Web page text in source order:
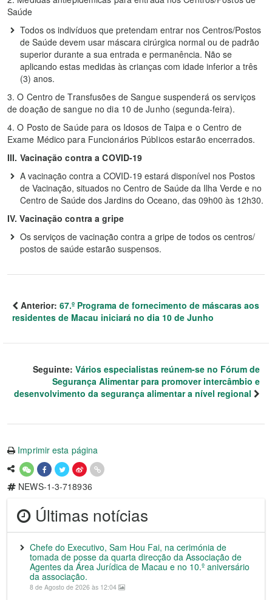
Saúde
Todos os indivíduos que pretendam entrar nos Centros/Postos
de Saúde devem usar máscara cirúrgica normal ou de padrão
superior durante a sua entrada e permanência. Não se
aplicando estas medidas às crianças com idade inferior a três
(3) anos.
3. O Centro de Transfusões de Sangue suspenderá os serviços
de doação de sangue no dia 10 de Junho (segunda-feira).
4. O Posto de Saúde para os Idosos de Taipa e o Centro de
Exame Médico para Funcionários Públicos estarão encerrados.
III. Vacinação contra a COVID-19
A vacinação contra a COVID-19 estará disponível nos Postos
de Vacinação, situados no Centro de Saúde da Ilha Verde e no
Centro de Saúde dos Jardins do Oceano, das 09h00 às 12h30.
IV. Vacinação contra a gripe
Os serviços de vacinação contra a gripe de todos os centros/
postos de saúde estarão suspensos.
Anterior: 67.º Programa de fornecimento de máscaras aos
residentes de Macau iniciará no dia 10 de Junho
Seguinte: Vários especialistas reúnem-se no Fórum de
Segurança Alimentar para promover intercâmbio e
desenvolvimento da segurança alimentar a nível regional
Imprimir esta página
NEWS-1-3-718936
Últimas notícias
Chefe do Executivo, Sam Hou Fai, na cerimónia de
tomada de posse da quarta direcção da Associação de
Agentes da Área Jurídica de Macau e no 10.º aniversário
da associação.
8 de Agosto de 2026 às 12:04